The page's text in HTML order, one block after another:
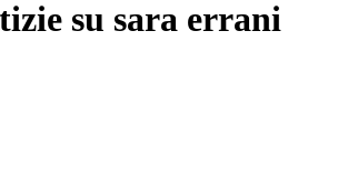
su sara errani